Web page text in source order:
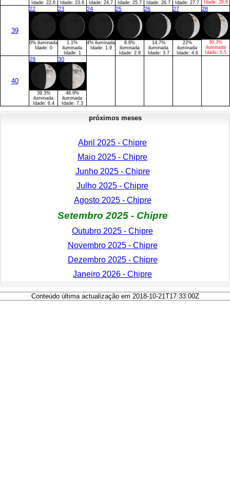
Idade: 22.6 Idade: 23.6 Idade: 24.7 Idade: 25.7 Idade: 26.7 Idade: 27.7 Idade: 28.6
39
22
0% iluminada
Idade: 0
23
1.1%
iluminada
Idade: 1
24
4% iluminada
Idade: 1.9
25
8.6%
iluminada
Idade: 2.8
26
14.7%
iluminada
Idade: 3.7
27
22%
iluminada
Idade: 4.6
28
30.3%
iluminada
Idade: 5.5
40
29
39.3%
iluminada
Idade: 6.4
30
48.9%
iluminada
Idade: 7.3
próximos meses
Abril 2025 - Chipre
Maio 2025 - Chipre
Junho 2025 - Chipre
Julho 2025 - Chipre
Agosto 2025 - Chipre
Setembro 2025 - Chipre
Outubro 2025 - Chipre
Novembro 2025 - Chipre
Dezembro 2025 - Chipre
Janeiro 2026 - Chipre
Conteúdo última actualização em 2018-10-21T17:33:00Z